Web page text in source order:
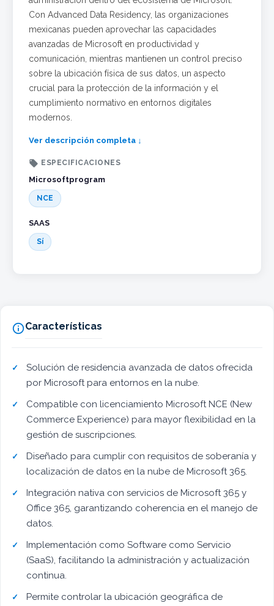
Con Advanced Data Residency, las organizaciones
mexicanas pueden aprovechar las capacidades
avanzadas de Microsoft en productividad y
comunicación, mientras mantienen un control preciso
sobre la ubicación física de sus datos, un aspecto
crucial para la protección de la información y el
cumplimiento normativo en entornos digitales
modernos.
Ver descripción completa ↓
 ESPECIFICACIONES
Microsoftprogram
NCE
SAAS
Sí
Características
Solución de residencia avanzada de datos ofrecida
por Microsoft para entornos en la nube.
Compatible con licenciamiento Microsoft NCE (New
Commerce Experience) para mayor flexibilidad en la
gestión de suscripciones.
Diseñado para cumplir con requisitos de soberanía y
localización de datos en la nube de Microsoft 365.
Integración nativa con servicios de Microsoft 365 y
Office 365, garantizando coherencia en el manejo de
datos.
Implementación como Software como Servicio
(SaaS), facilitando la administración y actualización
continua.
Permite controlar la ubicación geográfica de